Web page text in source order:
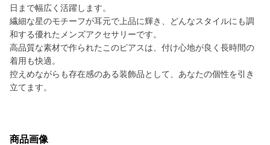
日まで幅広く活躍します。
繊細な星のモチーフが耳元で上品に輝き、どんなスタイルにも調
和する優れたメンズアクセサリーです。
高品質な素材で作られたこのピアスは、付け心地が良く長時間の
着用も快適。
控えめながらも存在感のある装飾品として、あなたの個性を引き
立てます。
商品画像